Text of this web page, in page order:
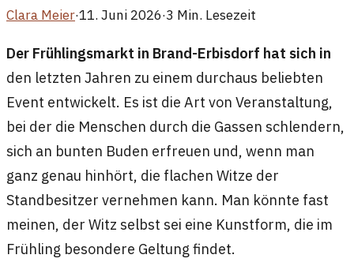
Clara Meier·11. Juni 2026·3 Min. Lesezeit
Der Frühlingsmarkt in Brand-Erbisdorf hat sich in
den letzten Jahren zu einem durchaus beliebten
Event entwickelt. Es ist die Art von Veranstaltung,
bei der die Menschen durch die Gassen schlendern,
sich an bunten Buden erfreuen und, wenn man
ganz genau hinhört, die flachen Witze der
Standbesitzer vernehmen kann. Man könnte fast
meinen, der Witz selbst sei eine Kunstform, die im
Frühling besondere Geltung findet.